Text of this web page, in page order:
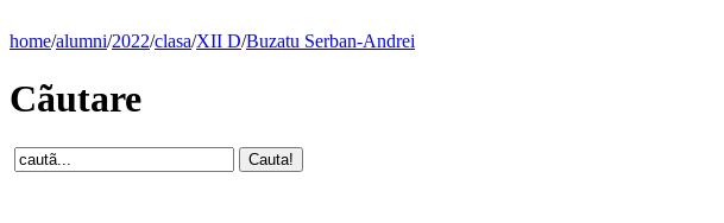
home/alumni/2022/clasa/XII D/Buzatu Serban-Andrei
Cãutare